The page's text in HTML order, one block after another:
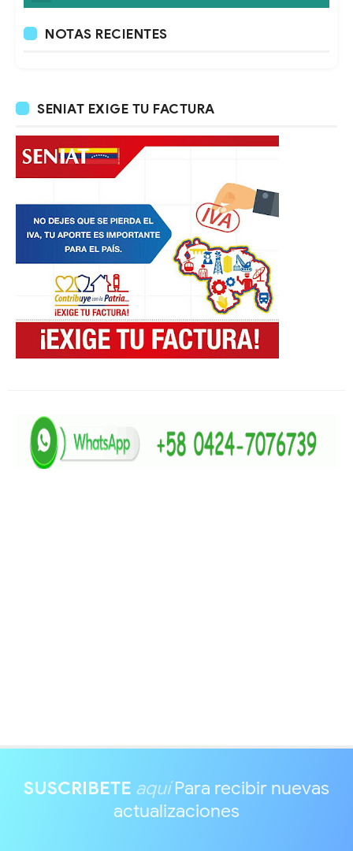
NOTAS RECIENTES
SENIAT EXIGE TU FACTURA
SUSCRIBETE aquíPara recibir nuevas
actualizaciones